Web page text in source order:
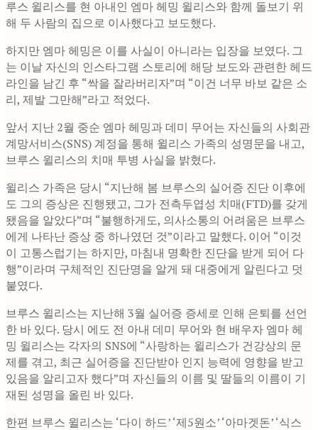
루스 윌리스를 현 아내인 엠마 헤밍 윌리스와 함께 돌보기 위
해 두 사람의 집으로 이사했다고 보도했다.
하지만 엠마 헤밍은 이를 사실이 아니라는 입장을 보였다. 그
는 이날 자신의 인스타그램 스토리에 해당 보도와 관련한 헤드
라인을 남긴 후 “싹을 잘라버리자”며 “이건 너무 바보 같은 소
리, 제발 그만해”라고 적었다.
앞서 지난 2월 중순 엠마 헤밍과 데미 무어는 자신들의 사회관
계망서비스(SNS) 계정을 통해 윌리스 가족의 성명문을 내고,
브루스 윌리스의 치매 투병 사실을 밝혔다.
윌리스 가족은 당시 “지난해 봄 브루스의 실어증 진단 이후에
도 그의 증상은 진행됐고, 그가 전측두엽성 치매(FTD)를 갖게
됐음을 알았다”며 “불행하게도, 의사소통의 어려움은 브루스
에게 나타난 증상 중 하나였던 것”이라고 말했다. 이어 “이것
이 고통스럽기는 하지만, 마침내 명확한 진단을 받게 되어 다
행”이라며 구체적인 진단명을 알게 돼 대중에게 알린다고 덧
붙였다.
브루스 윌리스는 지난해 3월 실어증 증세로 인해 은퇴를 선언
한 바 있다. 당시 에도 전 아내 데미 무어와 현 배우자 엠마 헤
밍 윌리스는 각자의 SNS에 “사랑하는 윌리스가 건강상의 문
제를 겪고, 최근 실어증을 진단받아 인지 능력에 영향을 받고
있음을 알리고자 했다”며 자신들의 이름 및 딸들의 이름이 기
재된 성명을 올린 바 있다.
한편 브루스 윌리스는 ‘다이 하드’ ‘제5원소’ ‘아마겟돈’ ‘식스